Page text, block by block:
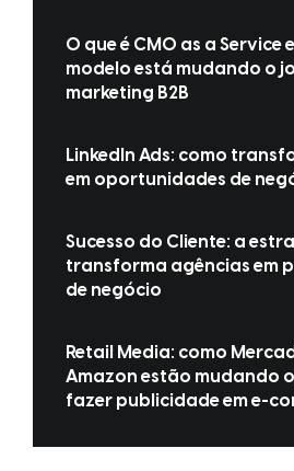
O que é CMO as a Service
modelo está mudando o
marketing B2B
LinkedIn Ads: como
em oportunidades de
Sucesso do Cliente: a
transforma agências em
de negócio
Retail Media: como
Amazon estão mudando
fazer publicidade em e-